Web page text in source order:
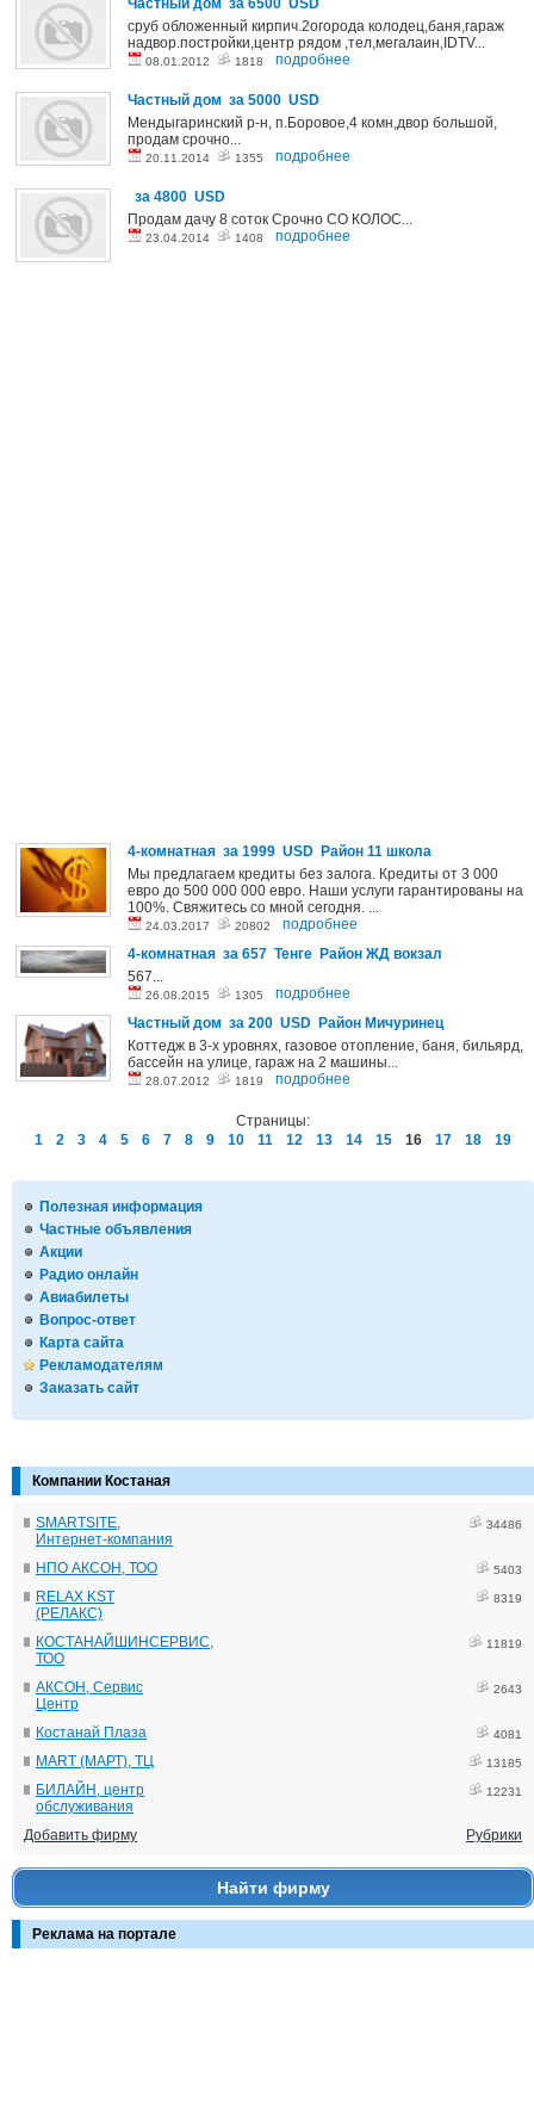
Полезная информация
Частные объявления
Акции
Радио онлайн
Авиабилеты
Вопрос-ответ
Карта сайта
Рекламодателям
Заказать сайт
Компании Костаная
SMARTSITE,
Интернет-компания
34486
НПО АКСОН, ТОО 5403
RELAX KST
(РЕЛАКС)
8319
КОСТАНАЙШИНСЕРВИС,
ТОО
11819
АКСОН, Сервис
Центр
2643
Костанай Плаза 4081
MART (МАРТ), ТЦ 13185
БИЛАЙН, центр
обслуживания
12231
Добавить фирму Рубрики
Найти фирму
Реклама на портале
сруб обложенный кирпич.2огорода колодец,баня,гараж
надвор.постройки,центр рядом ,тел,мегалаин,IDTV...
08.01.2012 1818 подробнее
Частный дом за 5000 USD
Мендыгаринский р-н, п.Боровое,4 комн,двор большой,
продам срочно...
20.11.2014 1355 подробнее
за 4800 USD
Продам дачу 8 соток Срочно СО КОЛОС...
23.04.2014 1408 подробнее
4-комнатная за 1999 USD Район 11 школа
Мы предлагаем кредиты без залога. Кредиты от 3 000
евро до 500 000 000 евро. Наши услуги гарантированы на
100%. Свяжитесь со мной сегодня. ...
24.03.2017 20802
подробнее
4-комнатная за 657 Тенге Район ЖД вокзал
567...
26.08.2015 1305
подробнее
Частный дом за 200 USD Район Мичуринец
Коттедж в 3-х уровнях, газовое отопление, баня, бильярд,
бассейн на улице, гараж на 2 машины...
28.07.2012 1819 подробнее
Страницы:
1
2 3 4 5 6 7 8 9 10 11 12 13 14 15 16 17 18 19